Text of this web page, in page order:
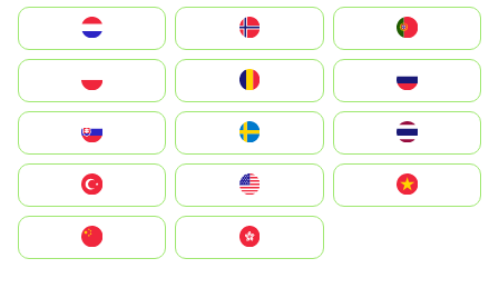
United States
中國香港特別行政區